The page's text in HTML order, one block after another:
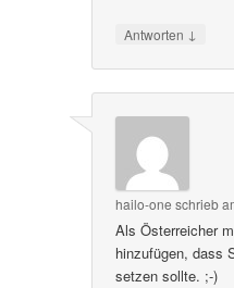
Antworten ↓
hailo-one schrieb
Als Österreicher
hinzufügen, dass
setzen sollte. ;-)